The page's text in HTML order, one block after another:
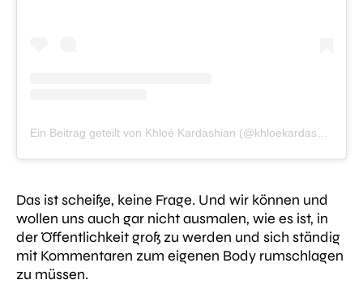
Das ist scheiße, keine Frage. Und wir können und
wollen uns auch gar nicht ausmalen, wie es ist, in
der Öffentlichkeit groß zu werden und sich ständig
mit Kommentaren zum eigenen Body rumschlagen
zu müssen.